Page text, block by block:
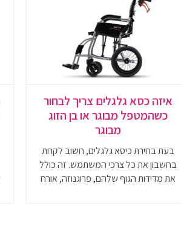
איזה כסא גלגלים צריך לבחור
כשהמטפל מבוגר או בן הזוג
מבוגר
בעת בחירת כיסא גלגלים, חשוב לקחת
בחשבון את כל צרכי המשתמש. זה כולל
את מדידות הגוף שלהם, פרוגנוזה, אורח